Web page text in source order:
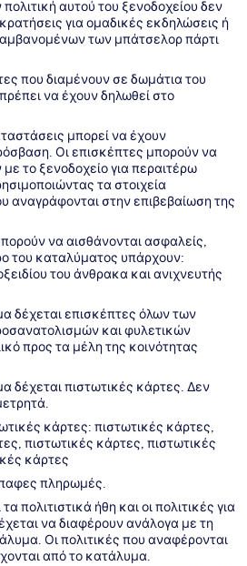
αυτού του ξενοδοχείου δεν
για ομαδικές εκδηλώσεις ή
των μπάτσελορ πάρτι
που διαμένουν σε δωμάτια του
να έχουν δηλωθεί στο
μπορεί να έχουν
Οι επισκέπτες μπορούν να
το ξενοδοχείο για περαιτέρω
τα στοιχεία
αναγράφονται στην επιβεβαίωση της
να αισθάνονται ασφαλείς,
του καταλύματος υπάρχουν:
του άνθρακα και ανιχνευτής
δέχεται επισκέπτες όλων των
και φυλετικών
προς τα μέλη της κοινότητας
δέχεται πιστωτικές κάρτες. Δεν
κάρτες: πιστωτικές κάρτες,
πιστωτικές κάρτες, πιστωτικές
κάρτες
πληρωμές.
πολιτιστικά ήθη και οι πολιτικές για
να διαφέρουν ανάλογα με τη
Οι πολιτικές που αναφέρονται
από το κατάλυμα.